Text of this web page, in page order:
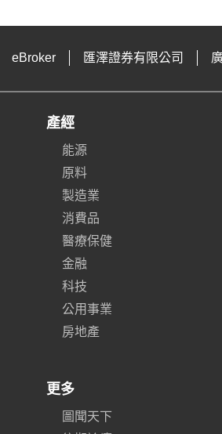
eBroker 匯澤證券有限公司
產經
能源
原料
製造業
消費品
醫療保健
金融
科技
公用事業
房地產
更多
圖聞天下